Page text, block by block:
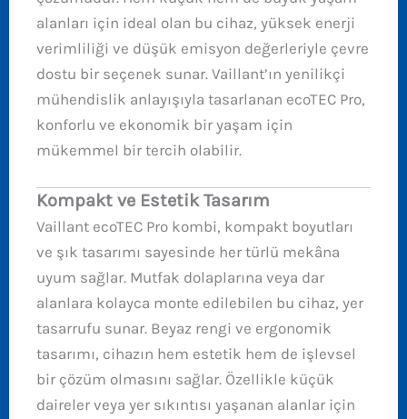
alanları için ideal olan bu cihaz, yüksek enerji
verimliliği ve düşük emisyon değerleriyle çevre
dostu bir seçenek sunar. Vaillant’ın yenilikçi
mühendislik anlayışıyla tasarlanan ecoTEC Pro,
konforlu ve ekonomik bir yaşam için
mükemmel bir tercih olabilir.
Kompakt ve Estetik Tasarım
Vaillant ecoTEC Pro kombi, kompakt boyutları
ve şık tasarımı sayesinde her türlü mekâna
uyum sağlar. Mutfak dolaplarına veya dar
alanlara kolayca monte edilebilen bu cihaz, yer
tasarrufu sunar. Beyaz rengi ve ergonomik
tasarımı, cihazın hem estetik hem de işlevsel
bir çözüm olmasını sağlar. Özellikle küçük
daireler veya yer sıkıntısı yaşanan alanlar için